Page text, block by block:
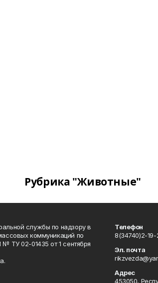
Рубрика "Животные"
службы по надзору в
коммуникаций по
ТУ 02-01435 от 1 сентября
Телефон
8(34740)2-19-
Эл. почта
Адрес
453050,